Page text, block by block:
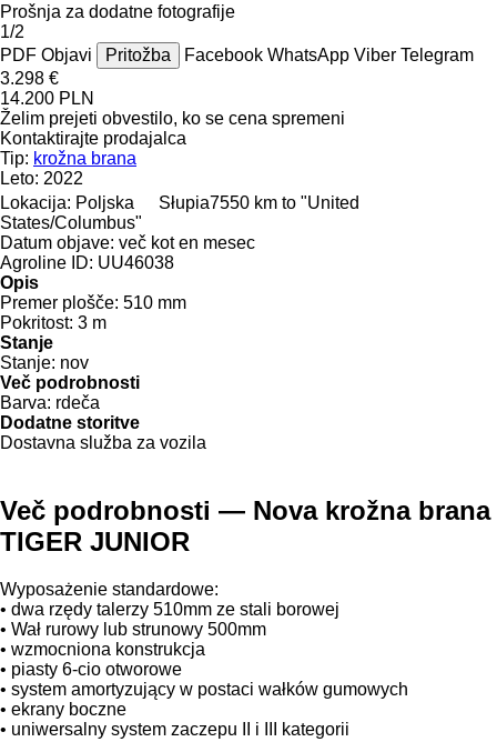
Prošnja za dodatne fotografije
1/2
PDF Objavi Pritožba Facebook WhatsApp Viber Telegram
3.298 €
14.200 PLN
Želim prejeti obvestilo, ko se cena spremeni
Kontaktirajte prodajalca
Tip: krožna brana
Leto: 2022
Lokacija: Poljska Słupia7550 km to "United
States/Columbus"
Datum objave: več kot en mesec
Agroline ID: UU46038
Opis
Premer plošče: 510 mm
Pokritost: 3 m
Stanje
Stanje: nov
Več podrobnosti
Barva: rdeča
Dodatne storitve
Dostavna služba za vozila
Več podrobnosti — Nova krožna brana
TIGER JUNIOR
Wyposażenie standardowe:
• dwa rzędy talerzy 510mm ze stali borowej
• Wał rurowy lub strunowy 500mm
• wzmocniona konstrukcja
• piasty 6-cio otworowe
• system amortyzujący w postaci wałków gumowych
• ekrany boczne
• uniwersalny system zaczepu II i III kategorii